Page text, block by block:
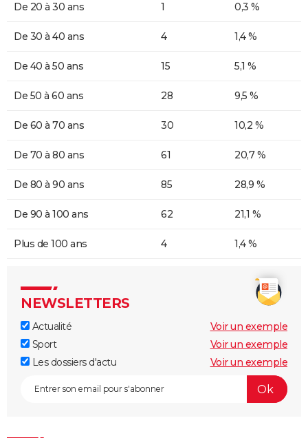
De 20 à 30 ans 1 0,3 %
De 30 à 40 ans 4 1,4 %
De 40 à 50 ans 15 5,1 %
De 50 à 60 ans 28 9,5 %
De 60 à 70 ans 30 10,2 %
De 70 à 80 ans 61 20,7 %
De 80 à 90 ans 85 28,9 %
De 90 à 100 ans 62 21,1 %
Plus de 100 ans 4 1,4 %
NEWSLETTERS
Actualité
Voir un exemple
Sport
Voir un exemple
Les dossiers d'actu
Voir un exemple